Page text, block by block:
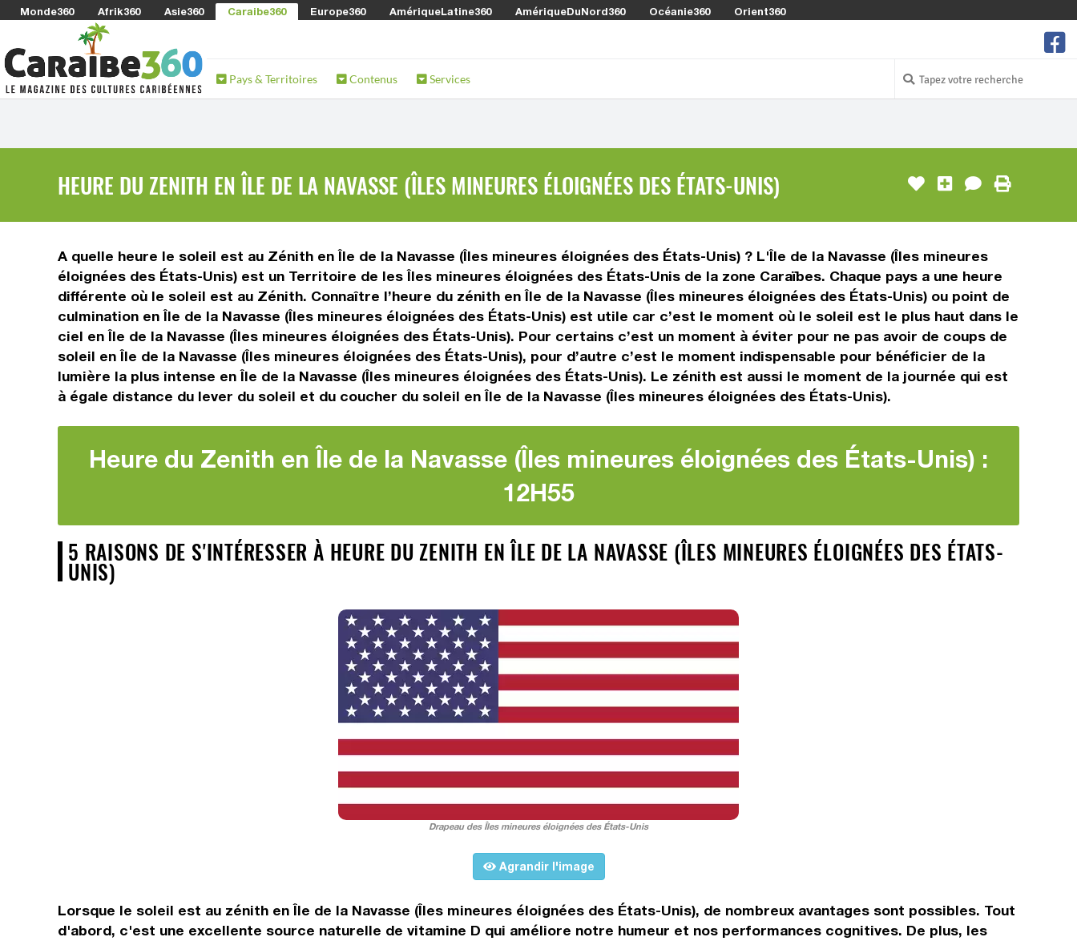
Monde360 Afrik360 Asie360 Caraibe360 Europe360 AmériqueLatine360 AmériqueDuNord360 Océanie360 Orient360
Pays & Territoires Contenus Services
HEURE DU ZENITH EN ÎLE DE LA NAVASSE (ÎLES MINEURES ÉLOIGNÉES DES ÉTATS-UNIS)
A quelle heure le soleil est au Zénith en Île de la Navasse (Îles mineures éloignées des États-Unis) ? L'Île de la Navasse (Îles mineures
éloignées des États-Unis) est un Territoire de les Îles mineures éloignées des États-Unis de la zone Caraïbes. Chaque pays a une heure
différente où le soleil est au Zénith. Connaître l’heure du zénith en Île de la Navasse (Îles mineures éloignées des États-Unis) ou point de
culmination en Île de la Navasse (Îles mineures éloignées des États-Unis) est utile car c’est le moment où le soleil est le plus haut dans le
ciel en Île de la Navasse (Îles mineures éloignées des États-Unis). Pour certains c’est un moment à éviter pour ne pas avoir de coups de
soleil en Île de la Navasse (Îles mineures éloignées des États-Unis), pour d’autre c’est le moment indispensable pour bénéficier de la
lumière la plus intense en Île de la Navasse (Îles mineures éloignées des États-Unis). Le zénith est aussi le moment de la journée qui est
à égale distance du lever du soleil et du coucher du soleil en Île de la Navasse (Îles mineures éloignées des États-Unis).
Heure du Zenith en Île de la Navasse (Îles mineures éloignées des États-Unis) :
12H55
5 RAISONS DE S'INTÉRESSER À HEURE DU ZENITH EN ÎLE DE LA NAVASSE (ÎLES MINEURES ÉLOIGNÉES DES ÉTATS-
UNIS)
Drapeau des Îles mineures éloignées des États-Unis
Agrandir l'image
Lorsque le soleil est au zénith en Île de la Navasse (Îles mineures éloignées des États-Unis), de nombreux avantages sont possibles. Tout
d'abord, c'est une excellente source naturelle de vitamine D qui améliore notre humeur et nos performances cognitives. De plus, les